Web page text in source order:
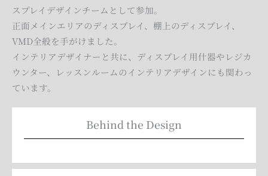
スプレイデザインチームとして参加。
正面メインエリアのディスプレイ、棚上のディスプレイ、
VMD全般を手がけました。
インテリアデザイナーと共に、ディスプレイ用什器やレジカ
ウンター、レッスンルームのインテリアデザインにも関わっ
ています。
Behind the Design